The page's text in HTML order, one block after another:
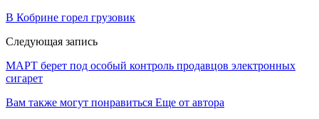
В Кобрине горел грузовик
Следующая запись
МАРТ берет под особый контроль продавцов электронных
сигарет
Вам также могут понравиться Еще от автора